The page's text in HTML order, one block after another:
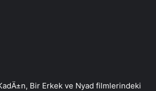
Bir Erkek ve Nyad filmlerindeki